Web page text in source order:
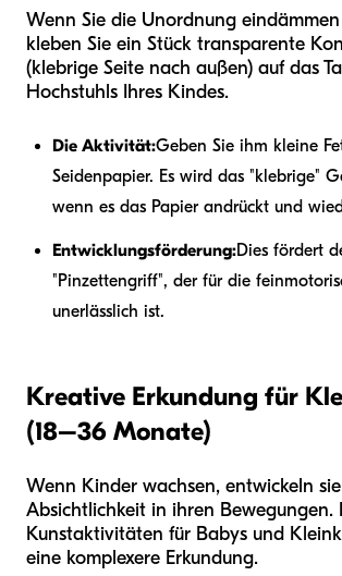
Wenn Sie die Unordnung
kleben Sie ein Stück transparente
(klebrige Seite nach außen) auf das
Hochstuhls Ihres Kindes.
Die Aktivität:Geben Sie ihm kleine
Seidenpapier. Es wird das "klebrige"
wenn es das Papier andrückt und
Entwicklungsförderung:Dies fördert
"Pinzettengriff", der für die
unerlässlich ist.
Kreative Erkundung für
(18–36 Monate)
Wenn Kinder wachsen, entwickeln
Absichtlichkeit in ihren Bewegungen.
Kunstaktivitäten für Babys und
eine komplexere Erkundung.